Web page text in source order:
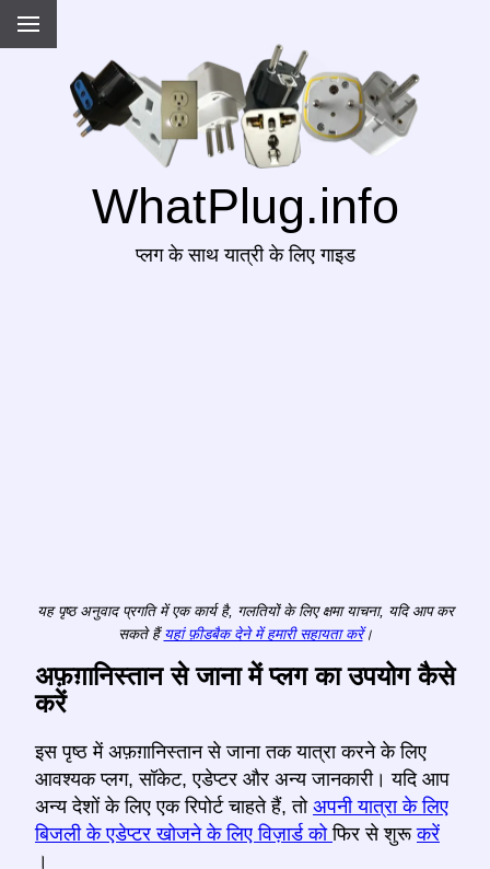
WhatPlug.info
प्लग के साथ यात्री के लिए गाइड
यह पृष्ठ अनुवाद प्रगति में एक कार्य है, गलतियों के लिए क्षमा याचना, यदि आप कर
सकते हैं यहां फ़ीडबैक देने में हमारी सहायता करें।
अफ़ग़ानिस्तान से जाना में प्लग का उपयोग कैसे
करें
इस पृष्ठ में अफ़ग़ानिस्तान से जाना तक यात्रा करने के लिए
आवश्यक प्लग, सॉकेट, एडेप्टर और अन्य जानकारी। यदि आप
अन्य देशों के लिए एक रिपोर्ट चाहते हैं, तो अपनी यात्रा के लिए
बिजली के एडेप्टर खोजने के लिए विज़ार्ड कोफिर से शुरूकरें
।